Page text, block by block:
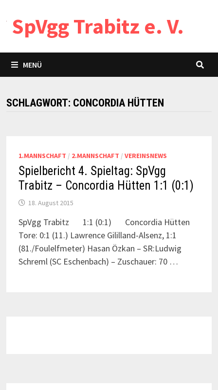
Inhalt
springen
SpVgg Trabitz e. V.
MENÜ
SCHLAGWORT: CONCORDIA HÜTTEN
1.MANNSCHAFT / 2.MANNSCHAFT / VEREINSNEWS
Spielbericht 4. Spieltag: SpVgg
Trabitz – Concordia Hütten 1:1 (0:1)
18. August 2015
SpVgg Trabitz 1:1 (0:1) Concordia Hütten
Tore: 0:1 (11.) Lawrence Gililland-Alsenz, 1:1
(81./Foulelfmeter) Hasan Özkan – SR:Ludwig
Schreml (SC Eschenbach) – Zuschauer: 70 …